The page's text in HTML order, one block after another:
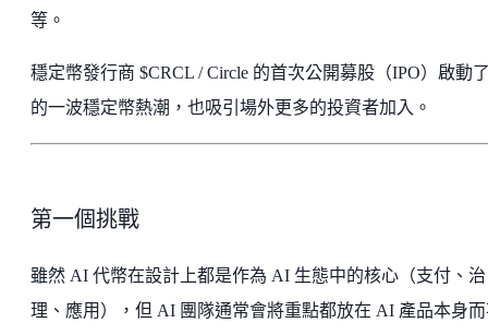
等。
穩定幣發行商 $CRCL / Circle 的首次公開募股（IPO）啟動
的一波穩定幣熱潮，也吸引場外更多的投資者加入。
第一個挑戰
雖然 AI 代幣在設計上都是作為 AI 生態中的核心（支付、治
理、應用），但 AI 團隊通常會將重點都放在 AI 產品本身